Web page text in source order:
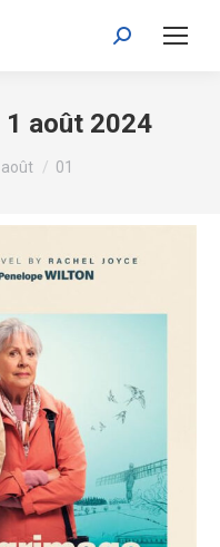
Recherche
1 août 2024
août 01